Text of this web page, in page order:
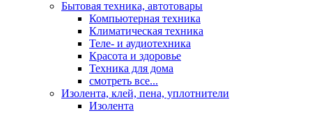
Бытовая техника, автотовары
Компьютерная техника
Климатическая техника
Теле- и аудиотехника
Красота и здоровье
Техника для дома
смотреть все...
Изолента, клей, пена, уплотнители
Изолента